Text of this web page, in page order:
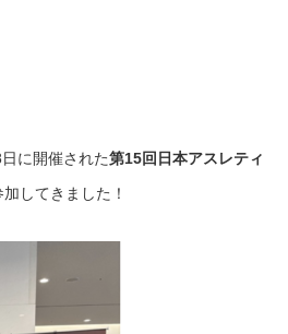
に開催された第15回日本アスレティ
してきました！